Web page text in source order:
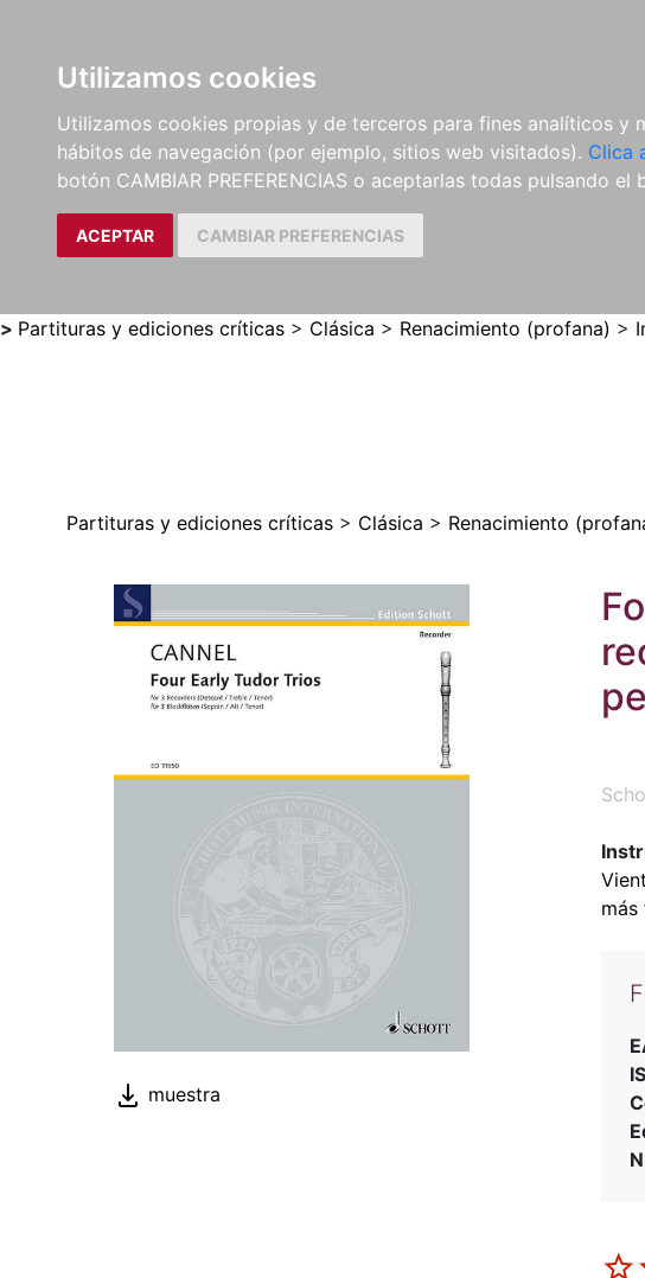
Utilizamos cookies
Utilizamos cookies propias y de terceros para fines analíticos y
hábitos de navegación (por ejemplo, sitios web visitados). Clica
botón CAMBIAR PREFERENCIAS o aceptarlas todas pulsando el
ACEPTAR CAMBIAR PREFERENCIAS
LIBROS
MÉTODOS Y
EJERCICIOS
PARTITURAS Y EDICIONES
CRÍTICAS
> Partituras y ediciones críticas > Clásica > Renacimiento (profana) >
Partituras y ediciones críticas > Clásica > Renacimiento
muestra